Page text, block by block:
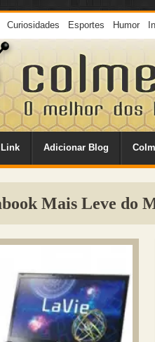
Curiosidades Esportes Humor
Adicionar Blog
Mais Leve do